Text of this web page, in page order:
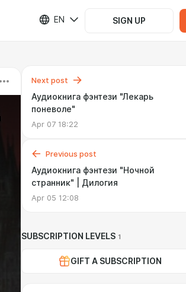
EN SIGN UP
Next post
Аудиокнига фэнтези "Лекарь
поневоле"
Apr 07 18:22
Previous post
Аудиокнига фэнтези "Ночной
странник" | Дилогия
Apr 05 12:08
SUBSCRIPTION LEVELS 1
GIFT A SUBSCRIPTION